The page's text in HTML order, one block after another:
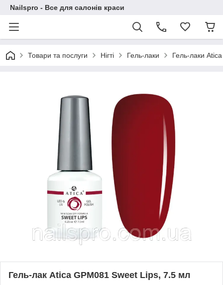
Nailspro - Все для салонів краси
Товари та послуги Нігті Гель-лаки Гель-лаки Atica
Гель-лак Atica GPM081 Sweet Lips, 7.5 мл